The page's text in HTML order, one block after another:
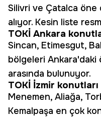
Silivri ve Çatalca öne
alıyor. Kesin liste
TOKİ Ankara
Sincan, Etimesgut,
bölgeleri Ankara'daki
arasında bulunuyor.
TOKİ İzmir
Menemen, Aliağa,
Kemalpaşa en çok